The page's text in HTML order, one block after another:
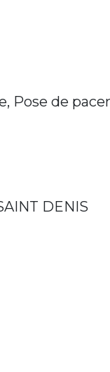
Pose de
DENIS